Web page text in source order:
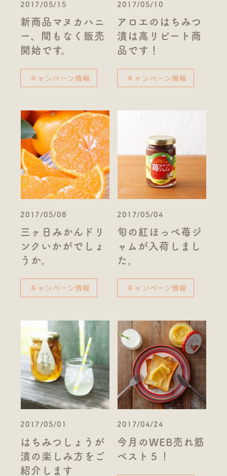
2017/05/15
新商品マヌカハニ
ー、間もなく販売
開始です。
キャンペーン情報
2017/05/10
アロエのはちみつ
漬は高リピート商
品です！
キャンペーン情報
2017/05/08
三ヶ日みかんドリ
ンクいかがでしょ
うか。
キャンペーン情報
2017/05/04
旬の紅ほっぺ苺ジ
ャムが入荷しまし
た。
キャンペーン情報
2017/05/01
はちみつしょうが
漬の楽しみ方をご
紹介します
2017/04/24
今月のWEB売れ筋
ベスト５！